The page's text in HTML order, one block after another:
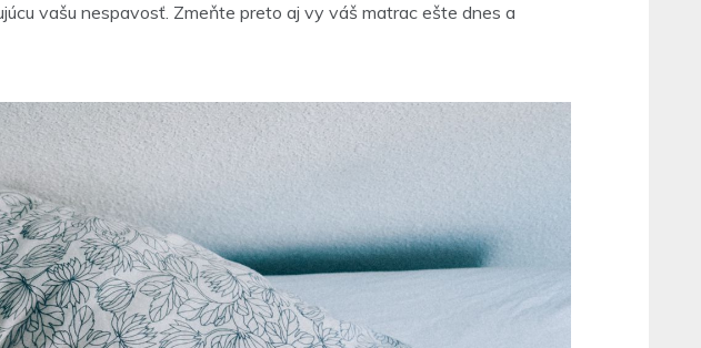
vašu nespavosť. Zmeňte preto aj vy váš matrac ešte dnes a